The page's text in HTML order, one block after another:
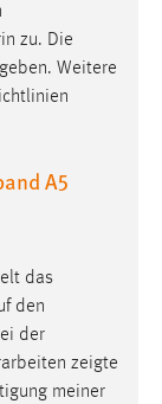
zu. Die
Weitere
A5
das
den
der
zeigte
meiner